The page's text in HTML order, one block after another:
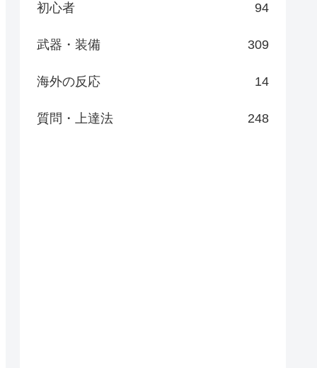
初心者 94
武器・装備 309
海外の反応 14
質問・上達法 248